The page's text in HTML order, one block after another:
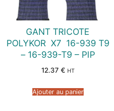
GANT TRICOTE
POLYKOR  X7  16-939 T9
– 16-939-T9 – PIP
12.37 € HT
Ajouter au panier